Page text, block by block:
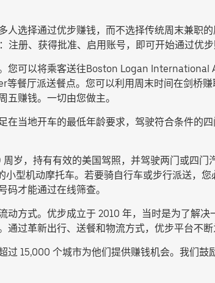
人选择通过优步赚钱，而不选择传统周末兼职
册、获得批准、启用账号，即可开始通过优步
您可以将乘客送往Boston Logan
餐厅派送餐点。您可以利用周末时间在剑桥
五赚钱。一切由您做主。
当地开车的最低年龄要求，驾驶符合条件的
岁，持有有效的美国驾照，并驾驶两门或四
型机动摩托车。若要骑自行车或步行派送，
才能通过在线筛查。
动方式。优步成立于 2010 年，当时是为了解
过革新出行、送餐和物流方式，优步平台不断
过 15,000 个城市为他们提供赚钱机会。我们